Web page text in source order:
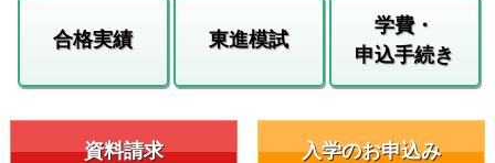
合格実績 東進模試
学費・
申込手続き
資料請求 入学のお申込み